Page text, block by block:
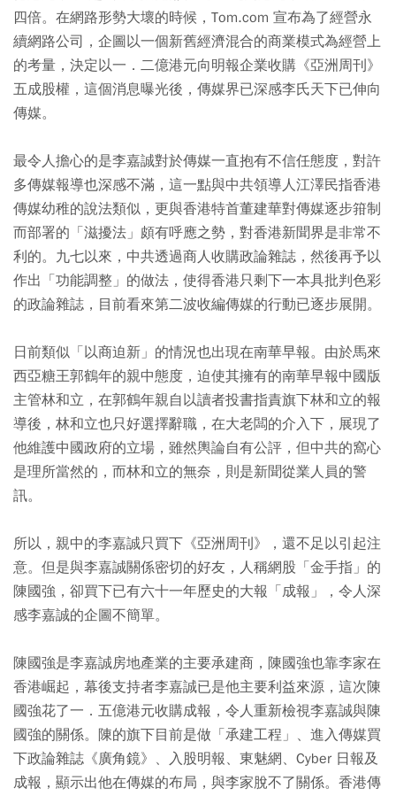
四倍。在網路形勢大壞的時候，Tom.com 宣布為了經營永
續網路公司，企圖以一個新舊經濟混合的商業模式為經營上
的考量，決定以一．二億港元向明報企業收購《亞洲周刊》
五成股權，這個消息曝光後，傳媒界已深感李氏天下已伸向
傳媒。
最令人擔心的是李嘉誠對於傳媒一直抱有不信任態度，對許
多傳媒報導也深感不滿，這一點與中共領導人江澤民指香港
傳媒幼稚的說法類似，更與香港特首董建華對傳媒逐步箝制
而部署的「滋擾法」頗有呼應之勢，對香港新聞界是非常不
利的。九七以來，中共透過商人收購政論雜誌，然後再予以
作出「功能調整」的做法，使得香港只剩下一本具批判色彩
的政論雜誌，目前看來第二波收編傳媒的行動已逐步展開。
日前類似「以商迫新」的情況也出現在南華早報。由於馬來
西亞糖王郭鶴年的親中態度，迫使其擁有的南華早報中國版
主管林和立，在郭鶴年親自以讀者投書指責旗下林和立的報
導後，林和立也只好選擇辭職，在大老闆的介入下，展現了
他維護中國政府的立場，雖然輿論自有公評，但中共的窩心
是理所當然的，而林和立的無奈，則是新聞從業人員的警
訊。
所以，親中的李嘉誠只買下《亞洲周刊》，還不足以引起注
意。但是與李嘉誠關係密切的好友，人稱網股「金手指」的
陳國強，卻買下已有六十一年歷史的大報「成報」，令人深
感李嘉誠的企圖不簡單。
陳國強是李嘉誠房地產業的主要承建商，陳國強也靠李家在
香港崛起，幕後支持者李嘉誠已是他主要利益來源，這次陳
國強花了一．五億港元收購成報，令人重新檢視李嘉誠與陳
國強的關係。陳的旗下目前是做「承建工程」、進入傳媒買
下政論雜誌《廣角鏡》、入股明報、東魅網、Cyber 日報及
成報，顯示出他在傳媒的布局，與李家脫不了關係。香港傳